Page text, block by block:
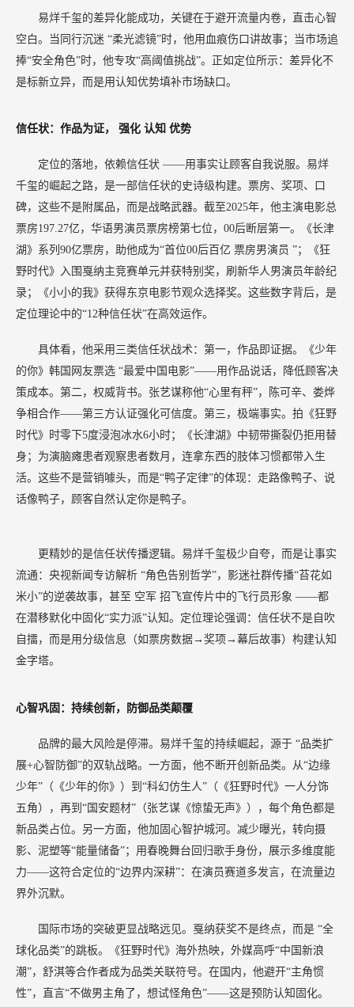
易烊千玺的差异化能成功，关键在于避开流量内卷，直击心智
空白。当同行沉迷 “柔光滤镜”时，他用血痕伤口讲故事；当市场追
捧“安全角色”时，他专攻“高阈值挑战”。正如定位所示：差异化不
是标新立异，而是用认知优势填补市场缺口。
信任状：作品为证， 强化 认知 优势
定位的落地，依赖信任状 ——用事实让顾客自我说服。易烊
千玺的崛起之路，是一部信任状的史诗级构建。票房、奖项、口
碑，这些不是附属品，而是战略武器。截至2025年，他主演电影总
票房197.27亿，华语男演员票房榜第七位，00后断层第一。《长津
湖》系列90亿票房，助他成为“首位00后百亿 票房男演员 ”；《狂
野时代》入围戛纳主竞赛单元并获特别奖，刷新华人男演员年龄纪
录；《小小的我》获得东京电影节观众选择奖。这些数字背后，是
定位理论中的“12种信任状”在高效运作。
具体看，他采用三类信任状战术：第一，作品即证据。《少年
的你》韩国网友票选 “最爱中国电影”——用作品说话，降低顾客决
策成本。第二，权威背书。张艺谋称他“心里有秤”，陈可辛、娄烨
争相合作——第三方认证强化可信度。第三，极端事实。拍《狂野
时代》时零下5度浸泡冰水6小时；《长津湖》中韧带撕裂仍拒用替
身；为演脑瘫患者观察患者数月，连拿东西的肢体习惯都带入生
活。这些不是营销噱头，而是“鸭子定律”的体现：走路像鸭子、说
话像鸭子，顾客自然认定你是鸭子。
更精妙的是信任状传播逻辑。易烊千玺极少自夸，而是让事实
流通：央视新闻专访解析 “角色告别哲学”，影迷社群传播“苔花如
米小”的逆袭故事，甚至 空军 招飞宣传片中的飞行员形象 ——都
在潜移默化中固化“实力派”认知。定位理论强调：信任状不是自吹
自擂，而是用分级信息（如票房数据→奖项→幕后故事）构建认知
金字塔。
心智巩固：持续创新，防御品类颠覆
品牌的最大风险是停滞。易烊千玺的持续崛起，源于 “品类扩
展+心智防御”的双轨战略。一方面，他不断开创新品类。从“边缘
少年”（《少年的你》）到“科幻仿生人”（《狂野时代》一人分饰
五角），再到“国安题材”（张艺谋《惊蛰无声》），每个角色都是
新品类占位。另一方面，他加固心智护城河。减少曝光，转向摄
影、泥塑等“能量储备”；用春晚舞台回归歌手身份，展示多维度能
力——这符合定位的“边界内深耕”：在演员赛道多发言，在流量边
界外沉默。
国际市场的突破更显战略远见。戛纳获奖不是终点，而是 “全
球化品类”的跳板。《狂野时代》海外热映，外媒高呼“中国新浪
潮”，舒淇等合作者成为品类关联符号。在国内，他避开“主角惯
性”，直言“不做男主角了，想试怪角色”——这是预防认知固化。